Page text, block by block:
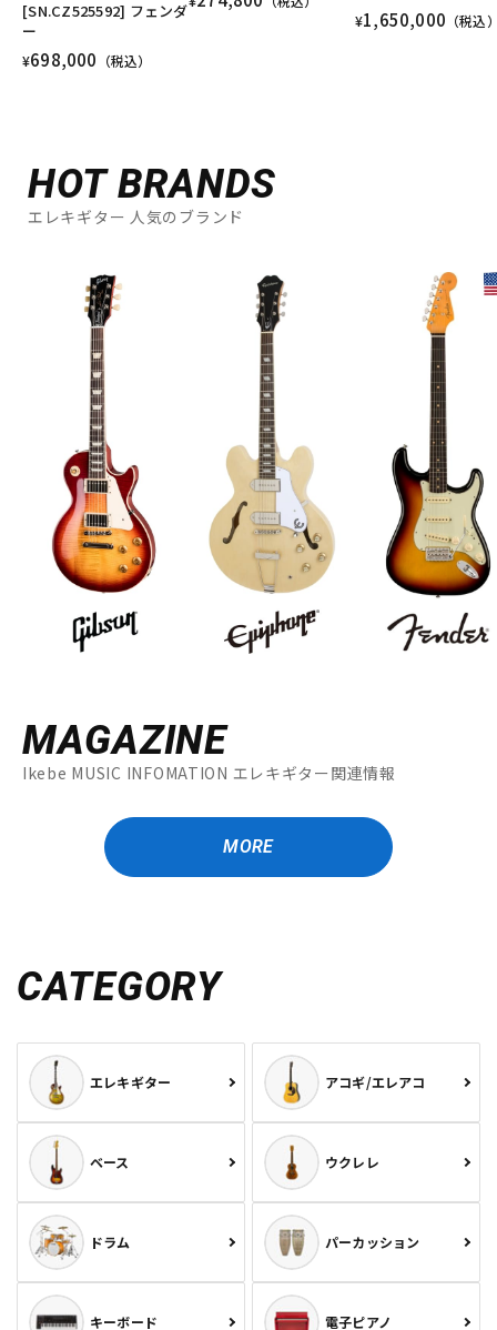
[SN.CZ525592] フェンダ
ー
¥698,000 （税込）
¥1,650,000 （税込
HOT BRANDS
エレキギター 人気のブランド
MAGAZINE
Ikebe MUSIC INFOMATION エレキギター関連情報
MORE
CATEGORY
エレキギター アコギ/エレアコ
ベース ウクレレ
ドラム パーカッション
キーボード 電子ピアノ